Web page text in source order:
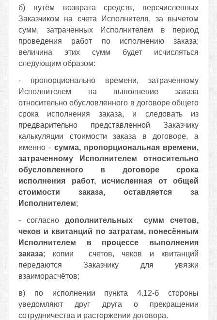
б) путём возврата средств, перечисленных
Заказчиком на счета Исполнителя, за вычетом
сумм, затраченных Исполнителем в период
проведения работ по исполнению заказа;
величина этих сумм будет исчисляться
следующим образом:
- пропорционально времени, затраченному
Исполнителем на выполнение заказа
относительно обусловленного в договоре общего
срока исполнения заказа, и следовать из
предварительно представленной Заказчику
калькуляции стоимости заказа в договоре, а
именно - сумма, пропорциональная времени,
затраченному Исполнителем относительно
обусловленного в договоре срока
исполнения работ, исчисленная от общей
стоимости заказа, оставляется за
Исполнителем;
- согласно дополнительных
сумм счетов,
чеков и квитанций по затратам, понесённым
Исполнителем в процессе выполнения
заказа; копии
счетов, чеков и квитанций
передаются Заказчику для увязки
взаиморасчётов;
в) по исполнении пункта 4.12-б стороны
уведомляют друг друга о прекращении
сотрудничества и расторжении договора.